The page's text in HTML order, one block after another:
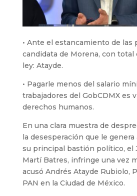
•⁠ ⁠Ante el estancamiento de las
candidata de Morena, con total
ley: Atayde.
•⁠ ⁠Pagarle menos del salario
trabajadores del GobCDMX es
derechos humanos.
En una clara muestra de
la desesperación que le
su principal bastión político, el
Martí Batres, infringe una vez
acusó Andrés Atayde Rubiolo,
PAN en la Ciudad de México.